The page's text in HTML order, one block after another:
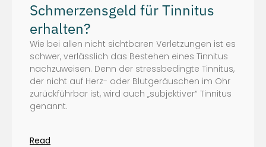
Schmerzensgeld für Tinnitus
erhalten?
Wie bei allen nicht sichtbaren Verletzungen ist es
schwer, verlässlich das Bestehen eines Tinnitus
nachzuweisen. Denn der stressbedingte Tinnitus,
der nicht auf Herz- oder Blutgeräuschen im Ohr
zurückführbar ist, wird auch „subjektiver“ Tinnitus
genannt.
Read